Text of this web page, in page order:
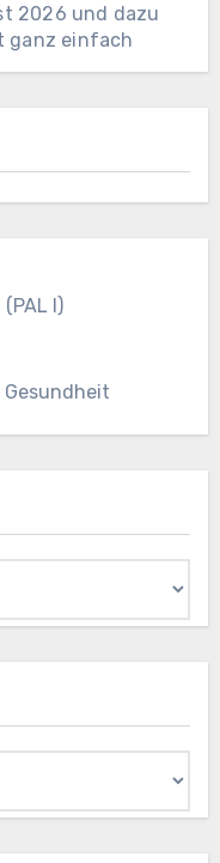
2026 und dazu
ganz einfach
I)